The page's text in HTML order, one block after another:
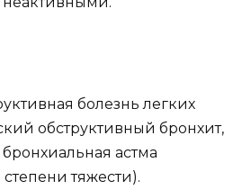
болезнь легких
обструктивный бронхит,
астма
тяжести).